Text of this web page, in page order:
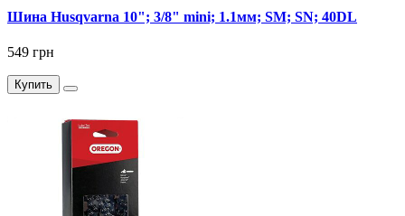
Шина Husqvarna 10"; 3/8" mini; 1.1мм; SM; SN; 40DL
549 грн
Купить